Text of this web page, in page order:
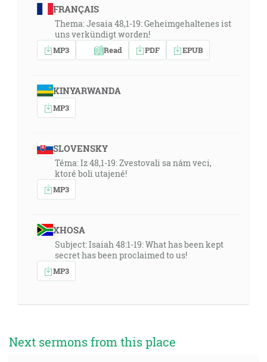
FRANÇAIS
Thema: Jesaia 48,1-19: Geheimgehaltenes ist
uns verkündigt worden!
MP3 Read PDF EPUB
KINYARWANDA
MP3
SLOVENSKY
Téma: Iz 48,1-19: Zvestovali sa nám veci,
ktoré boli utajené!
MP3
XHOSA
Subject: Isaiah 48:1-19: What has been kept
secret has been proclaimed to us!
MP3
Next sermons from this place